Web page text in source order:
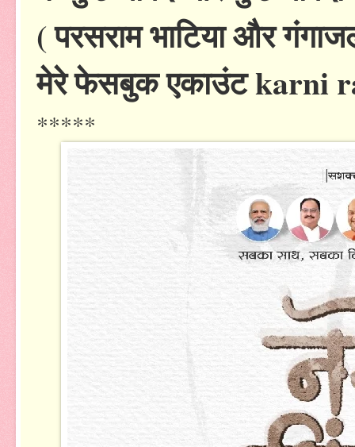
( परसराम भाटिया और
मेरे फेसबुक एकाउंट karni
*****